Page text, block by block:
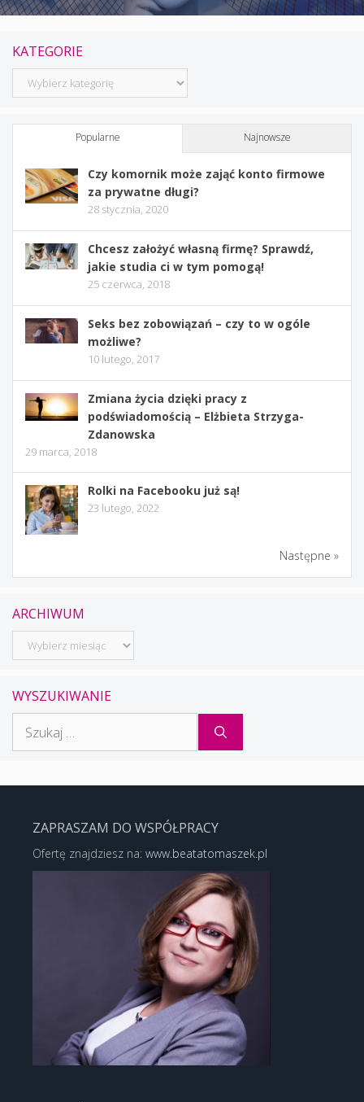
KATEGORIE
Kategorie
Popularne Najnowsze
Czy komornik może zająć konto firmowe
za prywatne długi?
28 stycznia, 2020
Chcesz założyć własną firmę? Sprawdź,
jakie studia ci w tym pomogą!
25 czerwca, 2018
Seks bez zobowiązań – czy to w ogóle
możliwe?
10 lutego, 2017
Zmiana życia dzięki pracy z
podświadomością – Elżbieta Strzyga-
Zdanowska
29 marca, 2018
Rolki na Facebooku już są!
23 lutego, 2022
Następne »
ARCHIWUM
Archiwum
WYSZUKIWANIE
ZAPRASZAM DO WSPÓŁPRACY
Ofertę znajdziesz na: www.beatatomaszek.pl